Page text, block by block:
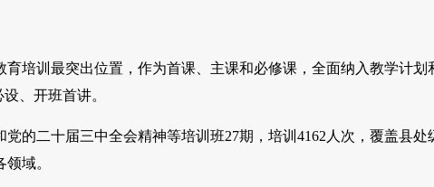
训最突出位置，作为首课、主课和必修课，全面纳入教学计划
、开班首讲。
二十届三中全会精神等培训班27期，培训4162人次，覆盖县处
域。